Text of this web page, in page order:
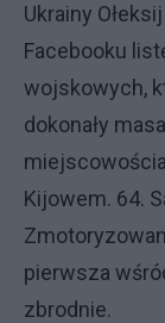
Ukrainy
Facebooku
wojskowych,
dokonały
Kijowem. 64.
pierwsza
zbrodnie.